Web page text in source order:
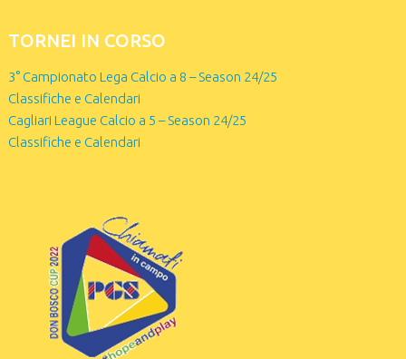
TORNEI IN CORSO
3° Campionato Lega Calcio a 8 – Season 24/25
Classifiche e Calendari
Cagliari League Calcio a 5 – Season 24/25
Classifiche e Calendari